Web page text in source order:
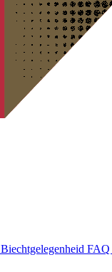
Biechtgelegenheid FAQ